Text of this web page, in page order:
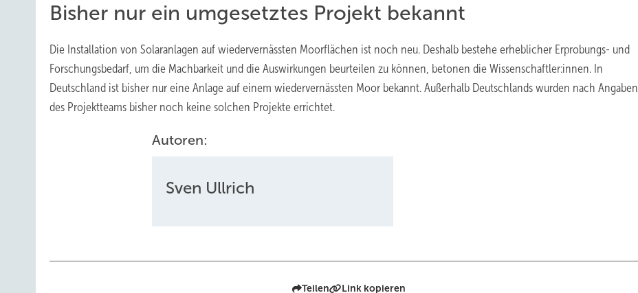
Bisher nur ein umgesetztes Projekt bekannt
Die Installation von Solaranlagen auf wiedervernässten Moorflächen ist noch neu. Deshalb bestehe erheblicher Erprobungs- und
Forschungsbedarf, um die Machbarkeit und die Auswirkungen beurteilen zu können, betonen die Wissenschaftler:innen. In
Deutschland ist bisher nur eine Anlage auf einem wiedervernässten Moor bekannt. Außerhalb Deutschlands wurden nach Angaben
des Projektteams bisher noch keine solchen Projekte errichtet.
Autoren:
Sven Ullrich
Teilen Link kopieren